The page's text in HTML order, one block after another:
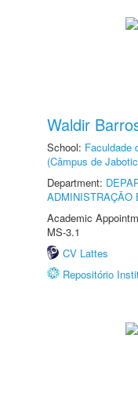
Waldir
School: Faculdade
(Câmpus de
Department:
ADMINISTRAÇÃO
Academic
MS-3.1
CV Lattes
Repositório